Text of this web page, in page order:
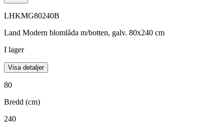
LHKMG80240B
Land Modern blomlåda m/botten, galv. 80x240 cm
I lager
Visa detaljer
80
Bredd (cm)
240